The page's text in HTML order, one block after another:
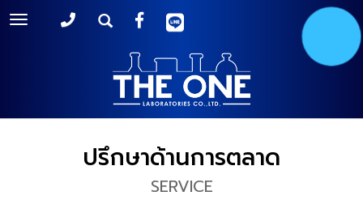
Toggle
ปรึกษาด้านการตลาด
SERVICE